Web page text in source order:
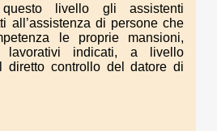
livello gli assistenti
all’assistenza di persone che
le proprie mansioni,
indicati, a livello
diretto controllo del datore di